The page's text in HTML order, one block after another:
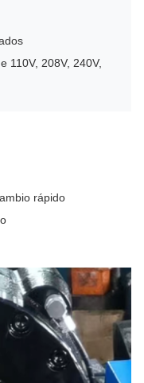
110V, 208V, 240V,
rápido